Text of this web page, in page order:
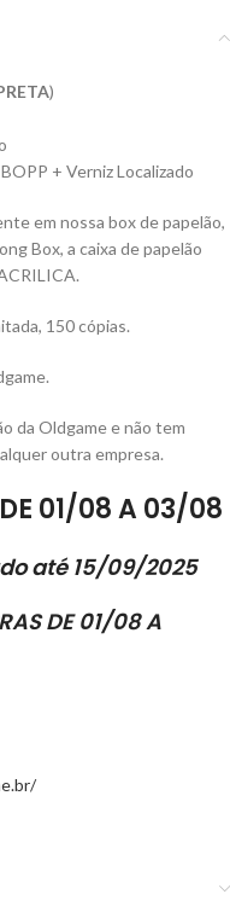
)
+ Verniz Localizado
em nossa box de papelão,
Box, a caixa de papelão
150 cópias.
da Oldgame e não tem
outra empresa.
01/08 A 03/08
até 15/09/2025
DE 01/08 A